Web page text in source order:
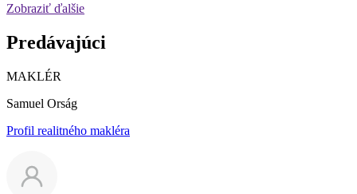
Zobraziť ďalšie
Predávajúci
MAKLÉR
Samuel Orság
Profil realitného makléra